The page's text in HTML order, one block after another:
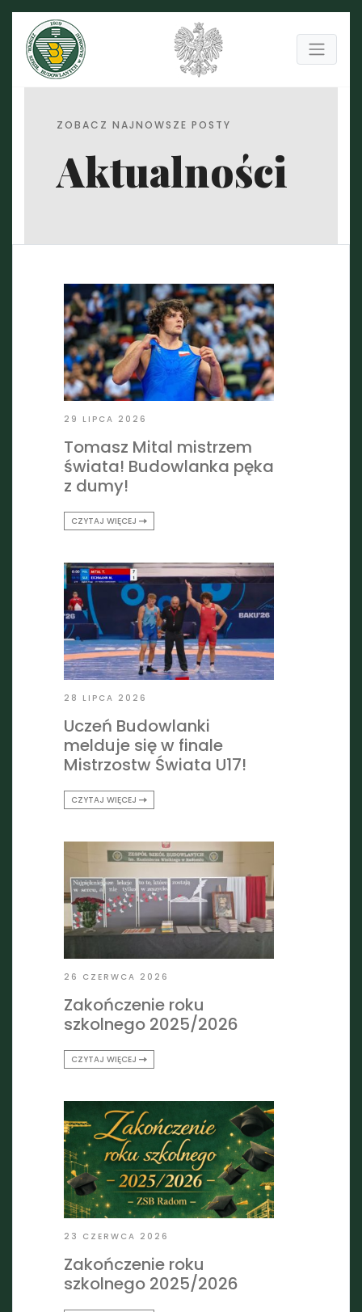
ZOBACZ NAJNOWSZE POSTY
Aktualności
29 LIPCA 2026
Tomasz Mital mistrzem
świata! Budowlanka pęka
z dumy!
CZYTAJ WIĘCEJ
28 LIPCA 2026
Uczeń Budowlanki
melduje się w finale
Mistrzostw Świata U17!
CZYTAJ WIĘCEJ
26 CZERWCA 2026
Zakończenie roku
szkolnego 2025/2026
CZYTAJ WIĘCEJ
23 CZERWCA 2026
Zakończenie roku
szkolnego 2025/2026